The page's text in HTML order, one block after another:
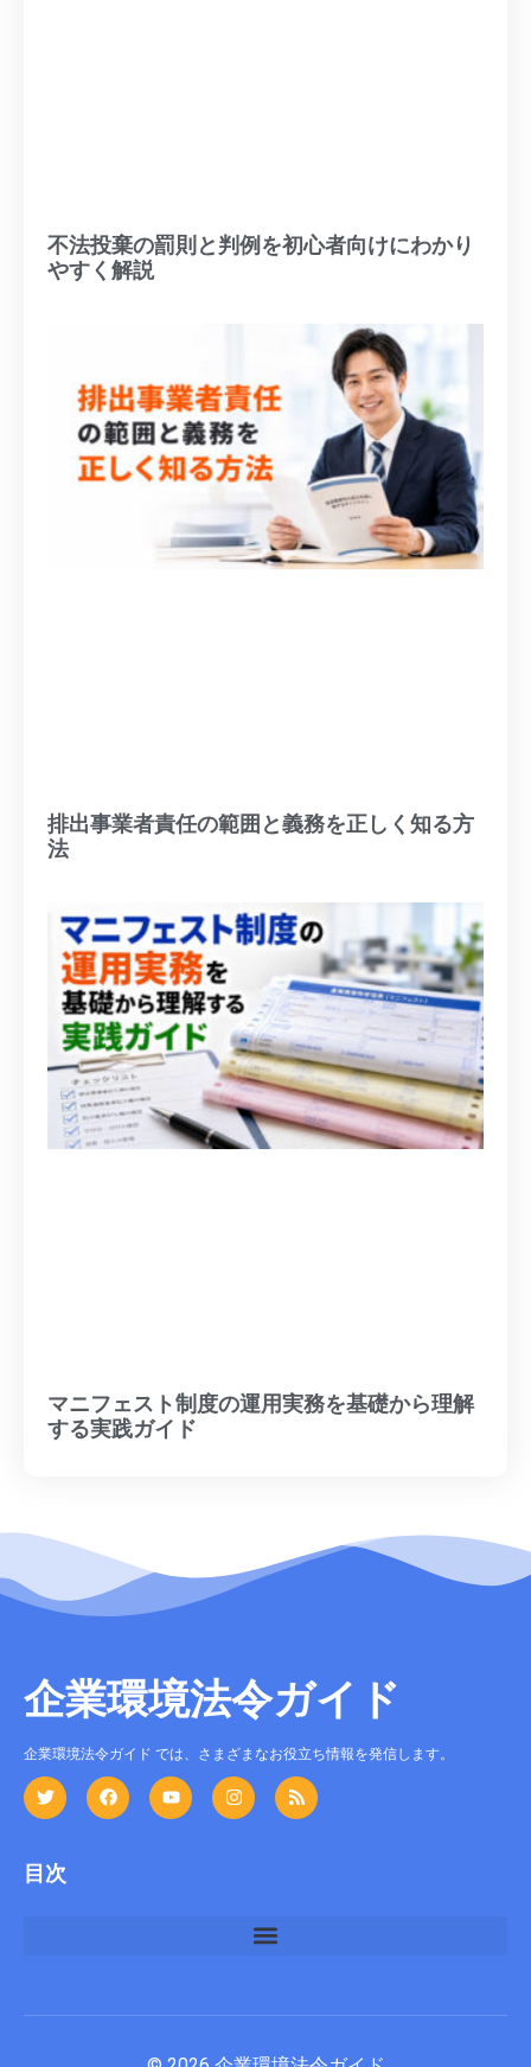
不法投棄の罰則と判例を初心者向けにわかり
やすく解説
排出事業者責任の範囲と義務を正しく知る方
法
マニフェスト制度の運用実務を基礎から理解
する実践ガイド
企業環境法令ガイド
企業環境法令ガイド では、さまざまなお役立ち情報を発信します。
目次